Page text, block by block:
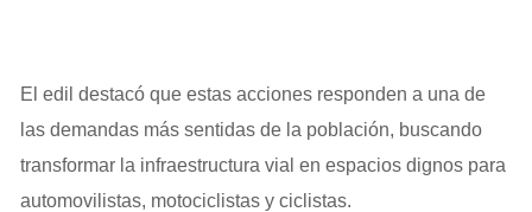
El edil destacó que estas acciones responden a una de
las demandas más sentidas de la población, buscando
transformar la infraestructura vial en espacios dignos para
automovilistas, motociclistas y ciclistas.